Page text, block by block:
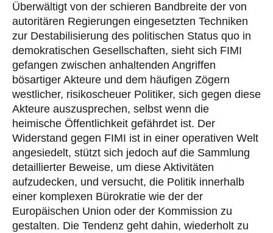
Überwältigt von der schieren Bandbreite der von
autoritären Regierungen eingesetzten Techniken
zur Destabilisierung des politischen Status quo in
demokratischen Gesellschaften, sieht sich FIMI
gefangen zwischen anhaltenden Angriffen
bösartiger Akteure und dem häufigen Zögern
westlicher, risikoscheuer Politiker, sich gegen diese
Akteure auszusprechen, selbst wenn die
heimische Öffentlichkeit gefährdet ist. Der
Widerstand gegen FIMI ist in einer operativen Welt
angesiedelt, stützt sich jedoch auf die Sammlung
detaillierter Beweise, um diese Aktivitäten
aufzudecken, und versucht, die Politik innerhalb
einer komplexen Bürokratie wie der der
Europäischen Union oder der Kommission zu
gestalten. Die Tendenz geht dahin, wiederholt zu